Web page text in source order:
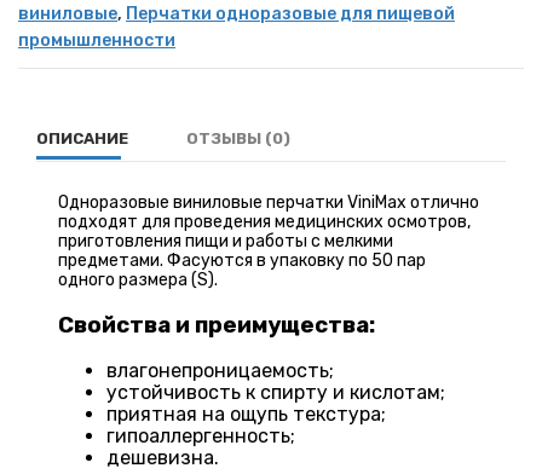
виниловые, Перчатки одноразовые для пищевой
промышленности
ОПИСАНИЕ ОТЗЫВЫ (0)
Одноразовые виниловые перчатки ViniMax отлично
подходят для проведения медицинских осмотров,
приготовления пищи и работы с мелкими
предметами. Фасуются в упаковку по 50 пар
одного размера (S).
Свойства и преимущества:
влагонепроницаемость;
устойчивость к спирту и кислотам;
приятная на ощупь текстура;
гипоаллергенность;
дешевизна.